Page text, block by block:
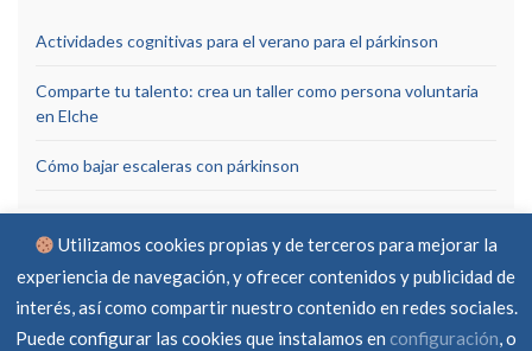
Actividades cognitivas para el verano para el párkinson
Comparte tu talento: crea un taller como persona voluntaria
en Elche
Cómo bajar escaleras con párkinson
Aviso Legal Política de privacidad
Política de cookies
Utilizamos cookies propias y de terceros para mejorar la
experiencia de navegación, y ofrecer contenidos y publicidad de
interés, así como compartir nuestro contenido en redes sociales.
Puede configurar las cookies que instalamos en configuración, o